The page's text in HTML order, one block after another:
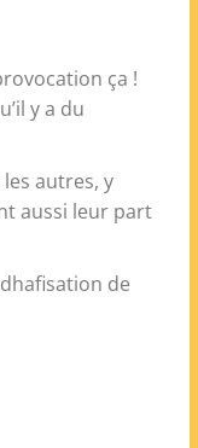
ça !
y a du
autres, y
aussi leur part
de